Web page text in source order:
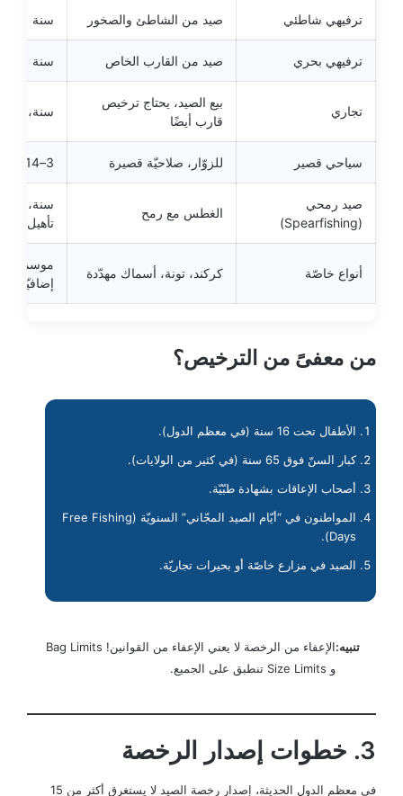
ترفيهي شاطئي صيد من الشاطئ والصخور سنة
ترفيهي بحري صيد من القارب الخاص سنة
تجاري
بيع الصيد، يحتاج ترخيص
قارب أيضًا
سنة،
سياحي قصير للزوّار، صلاحيّة قصيرة 3–14 يومًا
صيد رمحي
(Spearfishing)
الغطس مع رمح
سنة، قد
تأهيل
أنواع خاصّة كركند، تونة، أسماك مهدّدة
موسمي،
إضافيّة
من معفىً من الترخيص؟
الأطفال تحت 16 سنة (في معظم الدول).
كبار السنّ فوق 65 سنة (في كثير من الولايات).
أصحاب الإعاقات بشهادة طبّيّة.
المواطنون في “أيّام الصيد المجّاني” السنويّة (Free Fishing
Days).
الصيد في مزارع خاصّة أو بحيرات تجاريّة.
تنبيه:
الإعفاء من الرخصة لا يعني الإعفاء من القوانين! Bag Limits
و Size Limits تنطبق على الجميع.
3. خطوات إصدار الرخصة
في معظم الدول الحديثة، إصدار رخصة الصيد لا يستغرق أكثر من 15